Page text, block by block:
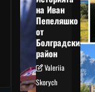
на Иван
Пепеляшко
от
Болградския
район
Valeriia
Skorych